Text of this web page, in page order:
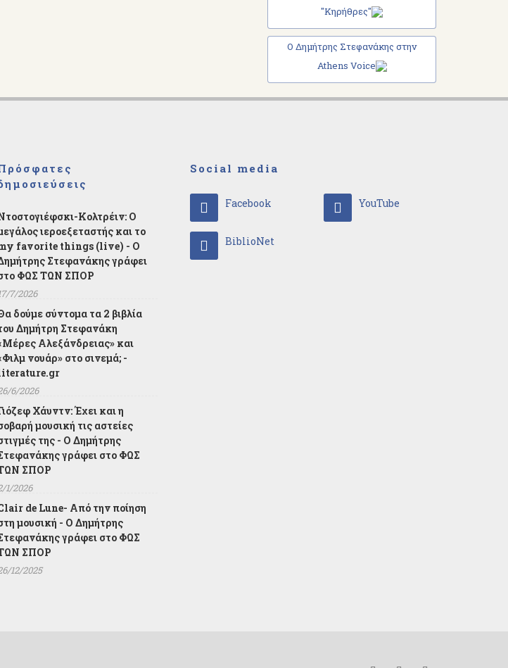
"Κηρήθρες"
Ο Δημήτρης Στεφανάκης στην
Athens Voice
Κολτρέιν: Ο
ιεροεξεταστής και το
favorite things (live) - Ο
Στεφανάκης γράφει
ΦΩΣ ΤΩΝ ΣΠΟΡ
7/2026
δούμε σύντομα τα 2 βιβλία
Δημήτρη Στεφανάκη
Αλεξάνδρειας» και
νουάρ» στο σινεμά; -
6/2026
Χάυντν: Έχει και η
μουσική τις αστείες
της - Ο Δημήτρης
γράφει στο ΦΩΣ
ΣΠΟΡ
1/2026
de Lune- Από την ποίηση
μουσική - Ο Δημήτρης
γράφει στο ΦΩΣ
ΣΠΟΡ
12/2025
Social media
Facebook YouTube
BiblioNet